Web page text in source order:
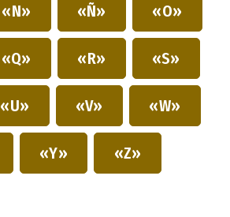
«N» «Ñ» «O»
«Q» «R» «S»
«U» «V» «W»
«Y» «Z»